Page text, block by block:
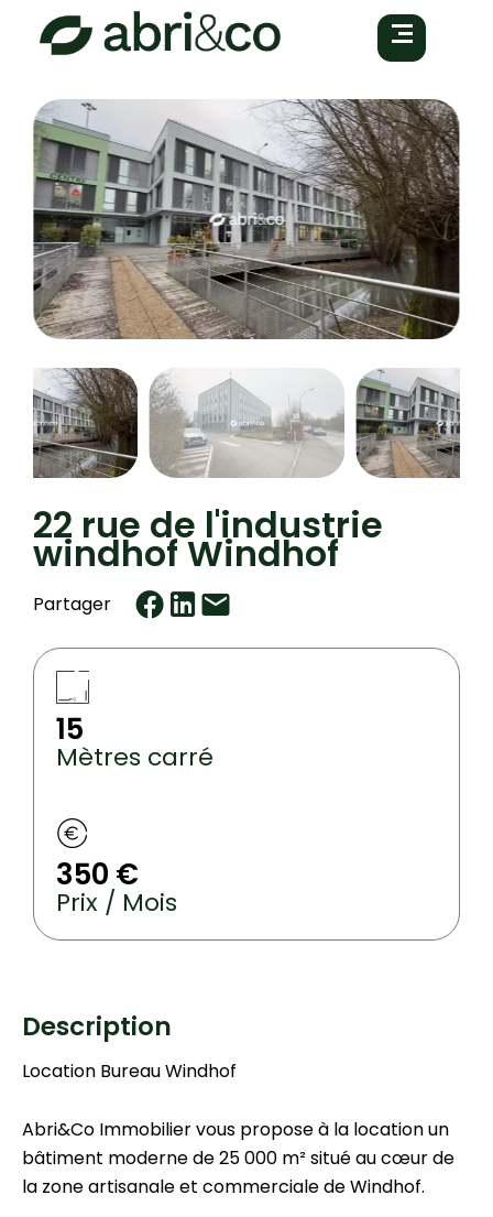
22 rue de l'industrie
windhof Windhof
Partager
15
Mètres carré
350 €
Prix / Mois
Description
Location Bureau Windhof
Abri&Co Immobilier vous propose à la location un
bâtiment moderne de 25 000 m² situé au cœur de
la zone artisanale et commerciale de Windhof.